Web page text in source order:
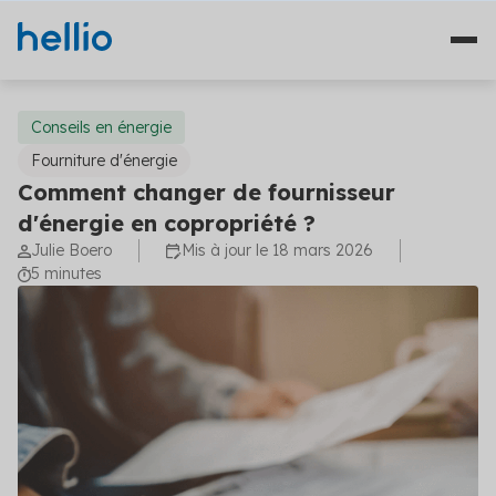
Nos solutions
Études
Travaux
Financement
Plateformes
Fourniture d'énergie
Solutions diagnostics (4)
Qui sommes-nous ?
Témoignages
Ressources
Blog
Conseils en énergie
Comment changer de fournisseur
d'énergie en copropriété ?
Fourniture d'énergie
Julie Boero
Mis à jour le 18 mars 2026
5 minutes